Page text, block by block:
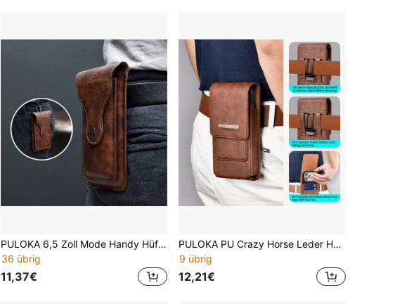
PULOKA 6,5 Zoll Mode Handy Hüfttasche, Doppellagiger Schutz, Kreditkartenfach - Geeignet für Outdoor Wandern, Radfahren, Laufen und andere Reiseanlässe, bequem zu tragen
36 übrig
11,37€
PULOKA PU Crazy Horse Leder Handy Gürteltasche mit Handyhalter & Kartenfach - Vertikale Taillentasche Handyhülle für Outdoor, Fitness, Reisen - Freihändige Smartphone Träger
9 übrig
12,21€